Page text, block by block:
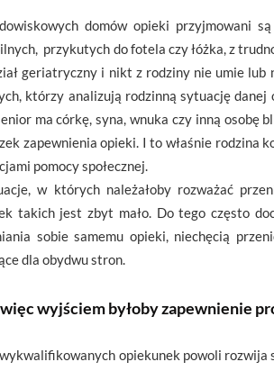
domów opieki przyjmowani
przykutych do fotela czy łóżka, z
geriatryczny i nikt z rodziny nie umie
którzy analizują rodzinną sytuację
ma córkę, syna, wnuka czy inną osobę
zapewnienia opieki. I to właśnie rodzina
pomocy społecznej.
w których należałoby rozważać
takich jest zbyt mało. Do tego często
sobie samemu opieki, niechęcią
dla obydwu stron.
wyjściem byłoby zapewnienie
opiekunek powoli rozwija